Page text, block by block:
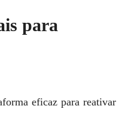
para
eficaz para reativar